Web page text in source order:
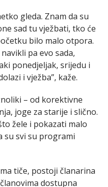
gleda. Znam da su
sad tu vježbati, tko će
bilo malo otpora.
pa evo sada,
ponedjeljak, srijedu i
i vježba”, kaže.
– od korektivne
joge za starije i slično.
žele i pokazati malo
su svi su programi
tiče, postoji članarina
dostupna